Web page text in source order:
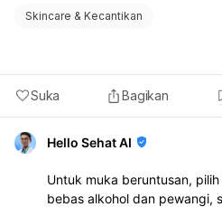
Skincare & Kecantikan
Suka Bagikan
Hello Sehat AI
Untuk muka beruntusan,
bebas alkohol dan pewangi,